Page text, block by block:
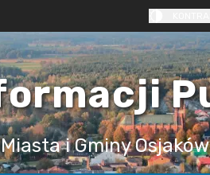
i Gminy Osjaków